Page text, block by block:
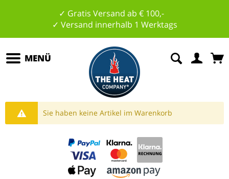
✓ Gratis Versand ab € 100,-
✓ Versand innerhalb 1 Werktags
MENÜ
Sie haben keine Artikel im Warenkorb